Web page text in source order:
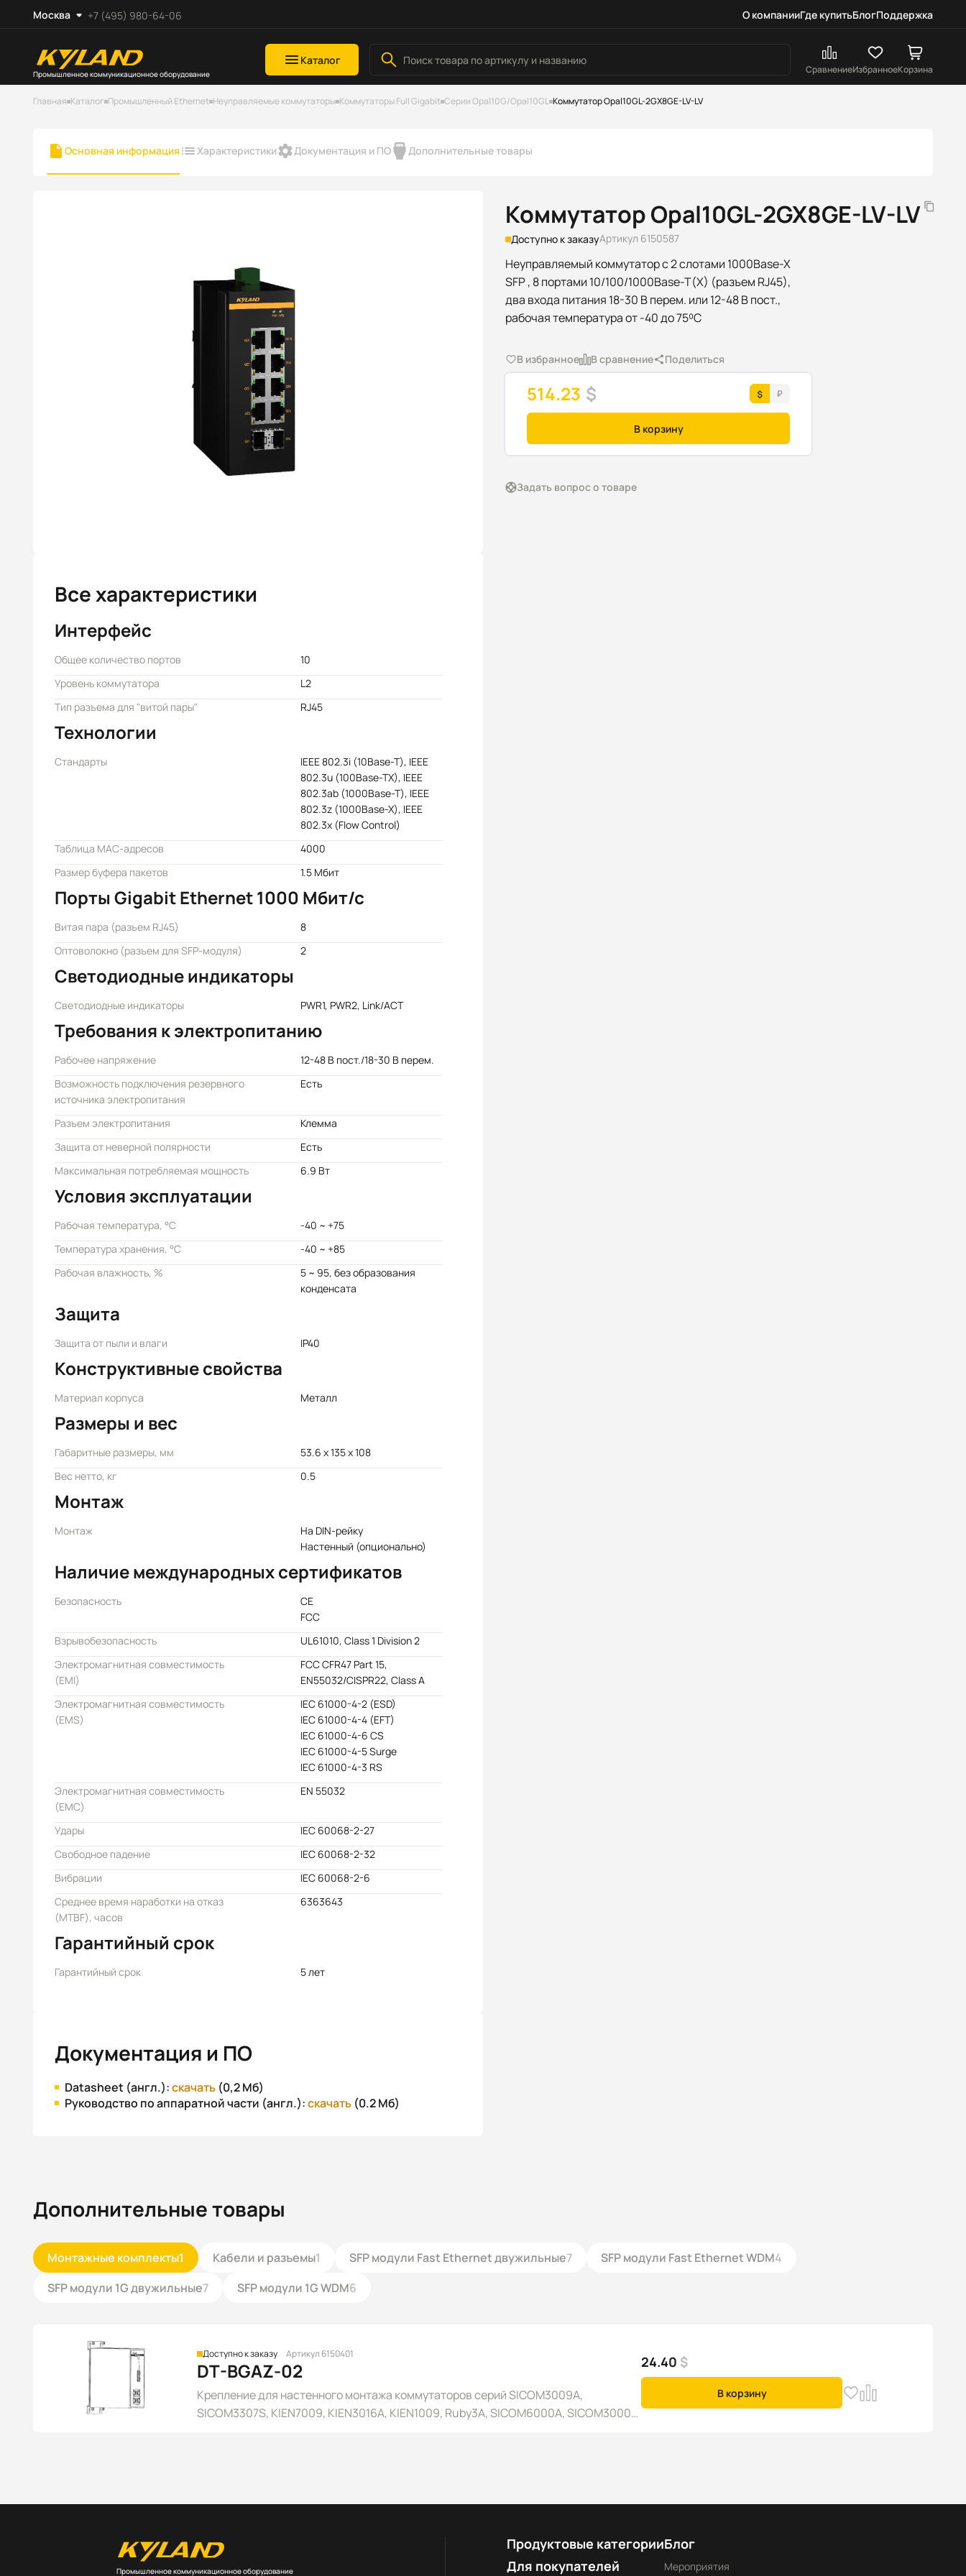
Москва +7 (495) 980-64-06 О компанииГде купитьБлогПоддержка
Промышленное коммуникационное оборудование
Каталог
СравнениеИзбранноеКорзина
Главная Каталог Промышленный Ethernet Неуправляемые коммутаторы Коммутаторы Full Gigabit Серии Opal10G/Opal10GL Коммутатор Opal10GL-2GX8GE-LV-LV
Основная информация Характеристики Документация и ПО Дополнительные товары
Коммутатор Opal10GL-2GX8GE-LV-LV
Доступно к заказуАртикул 6150587
Неуправляемый коммутатор c 2 слотами 1000Base-X
SFP , 8 портами 10/100/1000Base-T(X) (разъем RJ45),
два входа питания 18-30 В перем. или 12-48 В пост.,
рабочая температура от -40 до 75⁰C
В избранное В сравнение Поделиться
514.23 $
В корзину
Задать вопрос о товаре
Все характеристики
Интерфейс
Общее количество портов
10
Уровень коммутатора
L2
Тип разъема для "витой пары"
RJ45
Технологии
Стандарты
IEEE 802.3i (10Base-T), IEEE
802.3u (100Base-TX), IEEE
802.3ab (1000Base-T), IEEE
802.3z (1000Base-X), IEEE
802.3x (Flow Control)
Таблица MAC-адресов
4000
Размер буфера пакетов
1.5 Мбит
Порты Gigabit Ethernet 1000 Мбит/с
Витая пара (разъем RJ45)
8
Оптоволокно (разъем для SFP-модуля)
2
Светодиодные индикаторы
Светодиодные индикаторы PWR1, PWR2, Link/ACT
Требования к электропитанию
Рабочее напряжение
12-48 В пост./18-30 В перем.
Возможность подключения резервного
источника электропитания
Есть
Разъем электропитания
Клемма
Защита от неверной полярности
Есть
Максимальная потребляемая мощность
6.9 Вт
Условия эксплуатации
Рабочая температура, °C
-40 ~ +75
Температура хранения, °C
-40 ~ +85
Рабочая влажность, %
5 ~ 95, без образования
конденсата
Защита
Защита от пыли и влаги IP40
Конструктивные свойства
Материал корпуса Металл
Размеры и вес
Габаритные размеры, мм
53.6 x 135 x 108
Вес нетто, кг
0.5
Монтаж
Монтаж
На DIN-рейку
Настенный (опционально)
Наличие международных сертификатов
Безопасность
CE
FCC
Взрывобезопасность
UL61010, Class 1 Division 2
Электромагнитная совместимость
(EMI)
FCC CFR47 Part 15,
EN55032/CISPR22, Class A
Электромагнитная совместимость
(EMS)
IEC 61000-4-2 (ESD)
IEC 61000-4-4 (EFT)
IEC 61000-4-6 CS
IEC 61000-4-5 Surge
IEC 61000-4-3 RS
Электромагнитная совместимость
(EMC)
EN 55032
Удары
IEC 60068-2-27
Свободное падение
IEC 60068-2-32
Вибрации
IEC 60068-2-6
Среднее время наработки на отказ
(MTBF), часов
6363643
Гарантийный срок
Гарантийный срок 5 лет
Документация и ПО
Datasheet (англ.):скачать (0,2 Мб)
Руководство по аппаратной части (англ.):скачать (0.2 Мб)
Дополнительные товары
Монтажные комплекты1 Кабели и разъемы1 SFP модули Fast Ethernet двужильные7 SFP модули Fast Ethernet WDM4
SFP модули 1G двужильные7 SFP модули 1G WDM6
Доступно к заказу Артикул 6150401
DT-BGAZ-02
Крепление для настенного монтажа коммутаторов серий SICOM3009A,
SICOM3307S, KIEN7009, KIEN3016A, KIEN1009, Ruby3A, SICOM6000A, SICOM3000A,
24.40 $
В корзину
Промышленное коммуникационное оборудование
Продуктовые категории
Для покупателей
Блог
Мероприятия